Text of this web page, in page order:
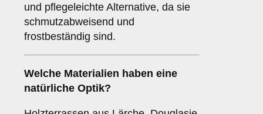
und pflegeleichte Alternative, da sie
schmutzabweisend und
frostbeständig sind.
Welche Materialien haben eine
natürliche Optik?